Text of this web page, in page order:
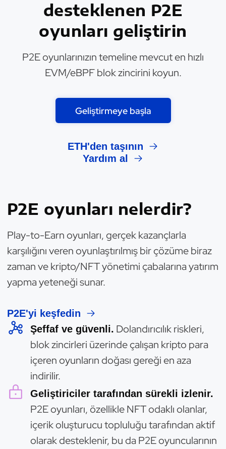
desteklenen P2E
oyunları geliştirin
P2E oyunlarınızın temeline mevcut en hızlı
EVM/eBPF blok zincirini koyun.
Geliştirmeye başla
ETH'den taşının
Yardım al
P2E oyunları nelerdir?
Play-to-Earn oyunları, gerçek kazançlarla
karşılığını veren oyunlaştırılmış bir çözüme biraz
zaman ve kripto/NFT yönetimi çabalarına yatırım
yapma yeteneği sunar.
P2E'yi keşfedin
Şeffaf ve güvenli. Dolandırıcılık riskleri,
blok zincirleri üzerinde çalışan kripto para
içeren oyunların doğası gereği en aza
indirilir.
Geliştiriciler tarafından sürekli izlenir.
P2E oyunları, özellikle NFT odaklı olanlar,
içerik oluşturucu topluluğu tarafından aktif
olarak desteklenir, bu da P2E oyuncularının